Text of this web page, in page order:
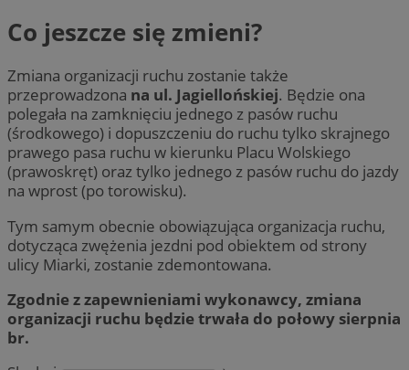
Co jeszcze się zmieni?
Zmiana organizacji ruchu zostanie także
przeprowadzona na ul. Jagiellońskiej. Będzie ona
polegała na zamknięciu jednego z pasów ruchu
(środkowego) i dopuszczeniu do ruchu tylko skrajnego
prawego pasa ruchu w kierunku Placu Wolskiego
(prawoskręt) oraz tylko jednego z pasów ruchu do jazdy
na wprost (po torowisku).
Tym samym obecnie obowiązująca organizacja ruchu,
dotycząca zwężenia jezdni pod obiektem od strony
ulicy Miarki, zostanie zdemontowana.
Zgodnie z zapewnieniami wykonawcy, zmiana
organizacji ruchu będzie trwała do połowy sierpnia
br.